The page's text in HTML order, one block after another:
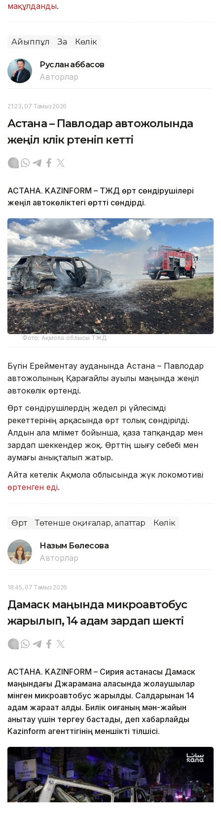
мақұлданды.
Айыппұл Заң Көлік
Руслан Ғаббасов
Авторлар
21:23, 07 Тамыз 2026
Астана – Павлодар автожолында
жеңіл көлік өртеніп кетті
АСТАНА. KAZINFORM – ТЖД өрт сөндірушілері
жеңіл автокөліктегі өртті сөндірді.
Фото: Ақмола облысы ТЖД
Бүгін Ерейментау ауданында Астана – Павлодар
автожолының Қарағайлы ауылы маңында жеңіл
автокөлік өртенді.
Өрт сөндірушілердің жедел әрі үйлесімді
әрекеттерінің арқасында өрт толық сөндірілді.
Алдын ала мәлімет бойынша, қаза тапқандар мен
зардап шеккендер жоқ. Өрттің шығу себебі мен
аумағы анықталып жатыр.
Айта кетелік Ақмола облысында жүк локомотиві
өртенген еді.
Өрт Төтенше оқиғалар, апаттар Көлік
Назым Бөлесова
Авторлар
18:45, 07 Тамыз 2026
Дамаск маңында микроавтобус
жарылып, 14 адам зардап шекті
АСТАНА. KAZINFORM – Сирия астанасы Дамаск
маңындағы Джарамана қаласында жолаушылар
мінген микроавтобус жарылды. Салдарынан 14
адам жарақат алды. Билік оқиғаның мән-жайын
анықтау үшін тергеу бастады, деп хабарлайды
Kazinform агенттігінің меншікті тілшісі.